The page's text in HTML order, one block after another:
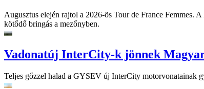
Augusztus elején rajtol a 2026-ös Tour de France Femmes.
kötődő bringás a mezőnyben.
Vadonatúj InterCity-k jönnek
Teljes gőzzel halad a GYSEV új InterCity motorvonatainak